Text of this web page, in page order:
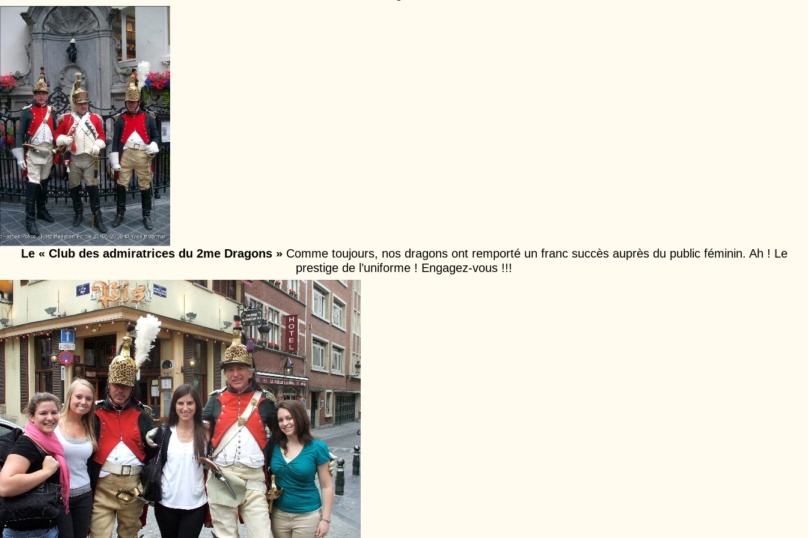
Le « Club des admiratrices du 2me Dragons » Comme toujours, nos dragons ont remporté un franc succès auprès du public féminin. Ah ! Le
prestige de l’uniforme ! Engagez-vous !!!